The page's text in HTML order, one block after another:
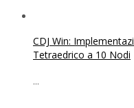
CDJ Win:
Tetraedrico a 10 Nodi
...